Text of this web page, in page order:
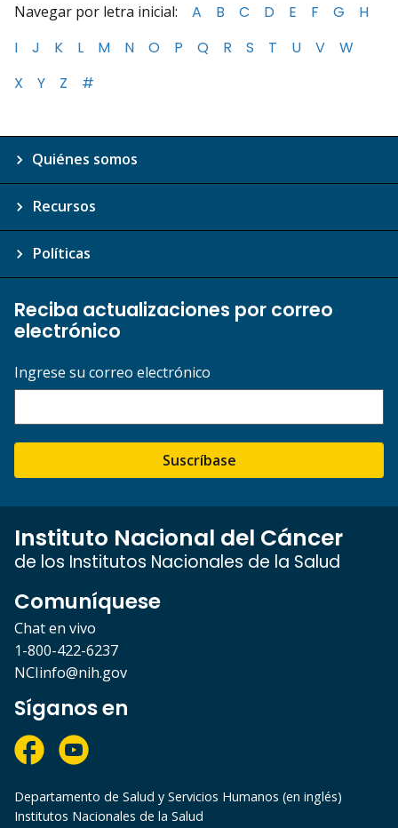
Navegar por letra inicial: A B C D E F G
H
I
J K L M N O P Q R S T U V
W
X
Y Z #
Quiénes somos
Recursos
Políticas
Reciba actualizaciones por correo
electrónico
Ingrese su correo electrónico
Suscríbase
Instituto Nacional del Cáncer
de los Institutos Nacionales de la Salud
Comuníquese
Chat en vivo
1-800-422-6237
NCIinfo@nih.gov
Síganos en
Departamento de Salud y Servicios Humanos (en inglés)
Institutos Nacionales de la Salud